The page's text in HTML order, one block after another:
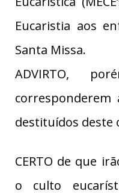
Eucaristia aos
Santa Missa.
ADVIRTO,
corresponderem
destituídos deste
CERTO de que
o culto